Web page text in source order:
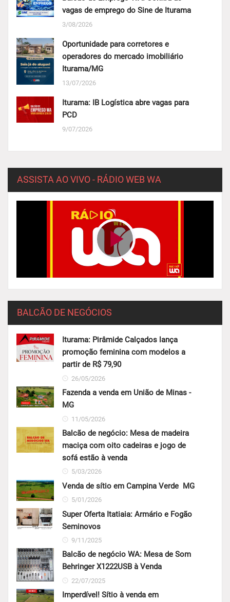
vagas de emprego do Sine de Iturama
3/08/2026
Oportunidade para corretores e
operadores do mercado imobiliário 
Iturama/MG
13/07/2026
Iturama: IB Logística abre vagas para
PCD
9/07/2026
ASSISTA AO VIVO - RÁDIO WEB WA
BALCÃO DE NEGÓCIOS
Iturama: Pirâmide Calçados lança
promoção feminina com modelos a
partir de R$ 79,90
26/05/2026
Fazenda a venda em União de Minas -
MG
11/05/2026
Balcão de negócio: Mesa de madeira
maciça com oito cadeiras e jogo de
sofá estão à venda
5/03/2026
Venda de sítio em Campina Verde  MG
5/01/2026
Super Oferta Itatiaia: Armário e Fogão
Seminovos
9/11/2025
Balcão de negócio WA: Mesa de Som
Behringer X1222USB à Venda
22/07/2025
Imperdível! Sítio à venda em